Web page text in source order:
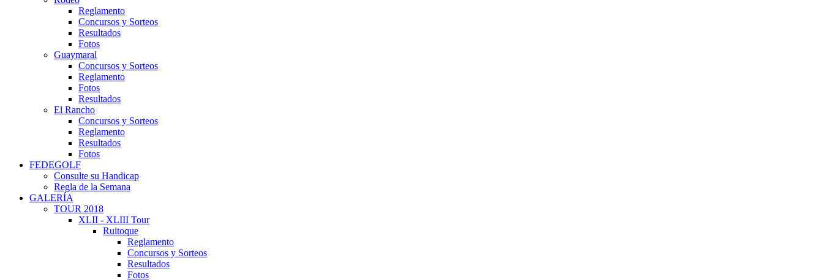
Reglamento
Concursos y Sorteos
Resultados
Fotos
Guaymaral
Concursos y Sorteos
Reglamento
Fotos
Resultados
El Rancho
Concursos y Sorteos
Reglamento
Resultados
Fotos
FEDEGOLF
Consulte su Handicap
Regla de la Semana
GALERÍA
TOUR 2018
XLII - XLIII Tour
Ruitoque
Reglamento
Concursos y Sorteos
Resultados
Fotos